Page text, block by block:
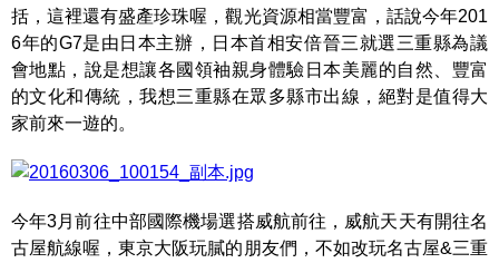
括，這裡還有盛產珍珠喔，觀光資源相當豐富，話說今年201
6年的G7是由日本主辦，日本首相安倍晉三就選三重縣為議
會地點，說是想讓各國領袖親身體驗日本美麗的自然、豐富
的文化和傳統，我想三重縣在眾多縣市出線，絕對是值得大
家前來一遊的。
今年3月前往中部國際機場選搭威航前往，威航天天有開往名
古屋航線喔，東京大阪玩膩的朋友們，不如改玩名古屋&三重